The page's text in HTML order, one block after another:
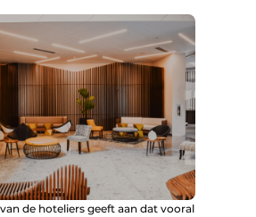
de hoteliers geeft aan dat vooral